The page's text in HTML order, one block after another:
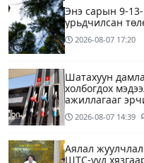
Энэ сарын 9-
урьдчилсан
2026-08-07 17:20
Шатахуун
холбогдох
ажиллагааг
2026-08-07 14:39
Аялал
ШТС-ууд